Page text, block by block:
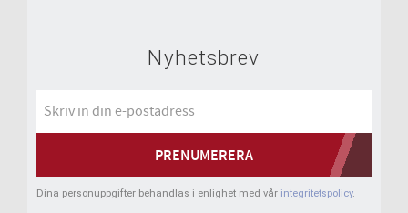
Nyhetsbrev
PRENUMERERA
Dina personuppgifter behandlas i enlighet med vår integritetspolicy.